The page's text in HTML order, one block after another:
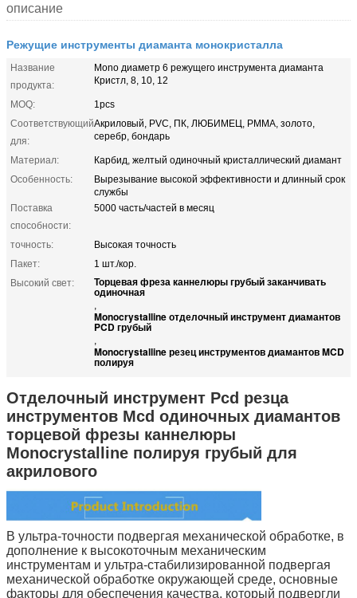
описание
Режущие инструменты диаманта монокристалла
Название
продукта:
Mono диаметр 6 режущего инструмента диаманта
Кристл, 8, 10, 12
MOQ:
1pcs
Соответствующий
для:
Акриловый, PVC, ПК, ЛЮБИМЕЦ, PMMA, золото,
серебр, бондарь
Материал:
Карбид, желтый одиночный кристаллический диамант
Особенность:
Вырезывание высокой эффективности и длинный срок
службы
Поставка
способности:
5000 часть/частей в месяц
точность:
Высокая точность
Пакет:
1 шт./кор.
Высокий свет:
Торцевая фреза каннелюры грубый заканчивать
одиночная
,
Monocrystalline отделочный инструмент диамантов
PCD грубый
,
Monocrystalline резец инструментов диамантов MCD
полируя
Отделочный инструмент Pcd резца
инструментов Mcd одиночных диамантов
торцевой фрезы каннелюры
Monocrystalline полируя грубый для
акрилового
В ультра-точности подвергая механической обработке, в
дополнение к высокоточным механическим
инструментам и ультра-стабилизированной подвергая
механической обработке окружающей среде, основные
факторы для обеспечения качества, который подвергли